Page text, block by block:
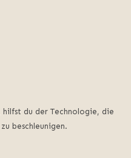
du der Technologie, die
beschleunigen.